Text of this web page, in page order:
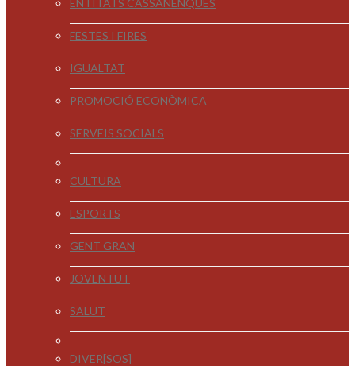
ENTITATS CASSANENQUES
FESTES I FIRES
IGUALTAT
PROMOCIÓ ECONÒMICA
SERVEIS SOCIALS
CULTURA
ESPORTS
GENT GRAN
JOVENTUT
SALUT
DIVER[SOS]